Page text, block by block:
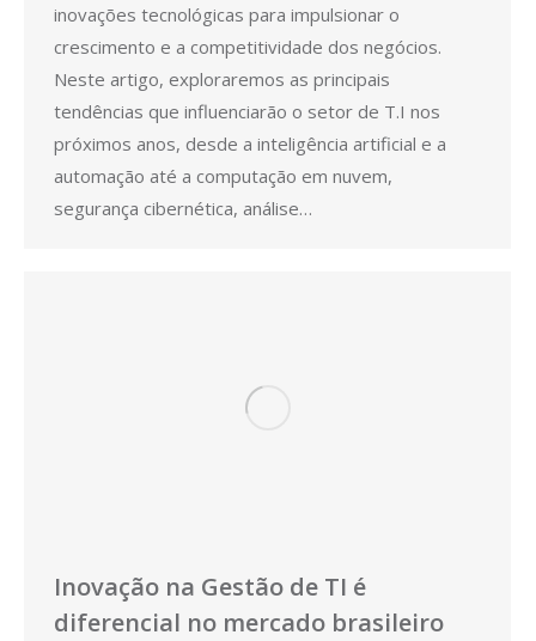
inovações tecnológicas para impulsionar o
crescimento e a competitividade dos negócios.
Neste artigo, exploraremos as principais
tendências que influenciarão o setor de T.I nos
próximos anos, desde a inteligência artificial e a
automação até a computação em nuvem,
segurança cibernética, análise…
Inovação na Gestão de TI é
diferencial no mercado brasileiro